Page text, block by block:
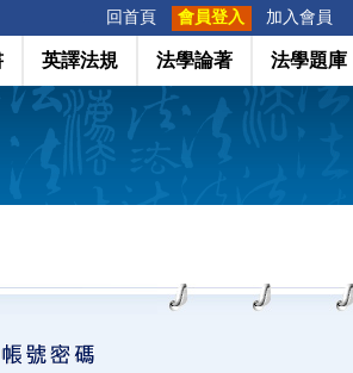
回首頁 會員登入 加入會員
英譯法規 法學論著 法學題庫